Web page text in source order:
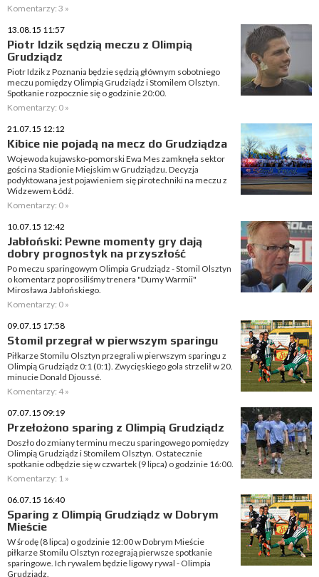
Komentarzy: 3 »
13.08.15 11:57
Piotr Idzik sędzią meczu z Olimpią
Grudziądz
Piotr Idzik z Poznania będzie sędzią głównym sobotniego
meczu pomiędzy Olimpią Grudziądz i Stomilem Olsztyn.
Spotkanie rozpocznie się o godzinie 20:00.
Komentarzy: 0 »
21.07.15 12:12
Kibice nie pojadą na mecz do Grudziądza
Wojewoda kujawsko-pomorski Ewa Mes zamknęła sektor
gości na Stadionie Miejskim w Grudziądzu. Decyzja
podyktowana jest pojawieniem się pirotechniki na meczu z
Widzewem Łódź.
Komentarzy: 0 »
10.07.15 12:42
Jabłoński: Pewne momenty gry dają
dobry prognostyk na przyszłość
Po meczu sparingowym Olimpia Grudziądz - Stomil Olsztyn
o komentarz poprosiliśmy trenera "Dumy Warmii"
Mirosława Jabłońskiego.
Komentarzy: 0 »
09.07.15 17:58
Stomil przegrał w pierwszym sparingu
Piłkarze Stomilu Olsztyn przegrali w pierwszym sparingu z
Olimpią Grudziądz 0:1 (0:1). Zwycięskiego gola strzelił w 20.
minucie Donald Djoussé.
Komentarzy: 4 »
07.07.15 09:19
Przełożono sparing z Olimpią Grudziądz
Doszło do zmiany terminu meczu sparingowego pomiędzy
Olimpią Grudziądz i Stomilem Olsztyn. Ostatecznie
spotkanie odbędzie się w czwartek (9 lipca) o godzinie 16:00.
Komentarzy: 1 »
06.07.15 16:40
Sparing z Olimpią Grudziądz w Dobrym
Mieście
W środę (8 lipca) o godzinie 12:00 w Dobrym Mieście
piłkarze Stomilu Olsztyn rozegrają pierwsze spotkanie
sparingowe. Ich rywalem będzie ligowy rywal - Olimpia
Grudziądz.